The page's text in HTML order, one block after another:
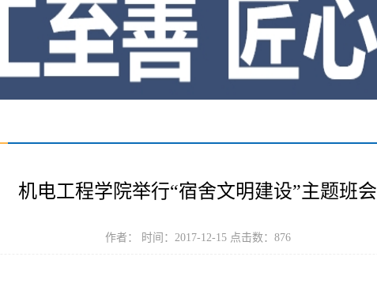
机电工程学院举行“宿舍文明建设”主题班会
作者： 时间：2017-12-15 点击数： 876